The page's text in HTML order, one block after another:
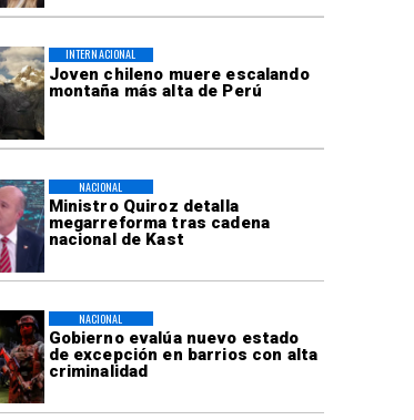
Joven chileno muere escalando
montaña más alta de Perú
INTERNACIONAL
Ministro Quiroz detalla
megarreforma tras cadena
nacional de Kast
NACIONAL
Gobierno evalúa nuevo estado
de excepción en barrios con alta
criminalidad
NACIONAL